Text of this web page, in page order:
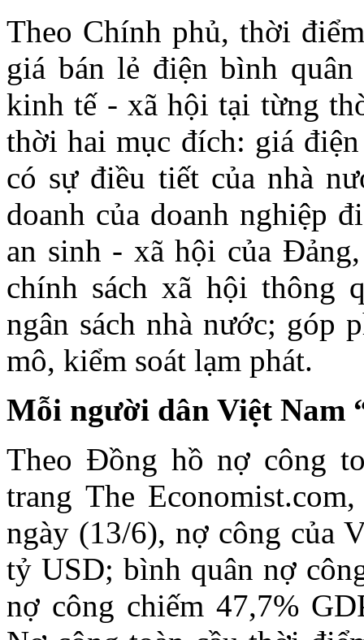
Theo Chính phủ, thời
giá bán lẻ điện bình
kinh tế - xã hội tại từng
thời hai mục đích: giá
có sự điều tiết của nhà
doanh của doanh nghiệp
an sinh - xã hội của
chính sách xã hội thông
ngân sách nhà nước; góp
mô, kiểm soát lạm phát.
Mỗi người dân Việt Nam
Theo Đồng hồ nợ công
trang The
ngày (13/6), nợ công của
tỷ USD; bình quân nợ
nợ công chiếm 47,7%